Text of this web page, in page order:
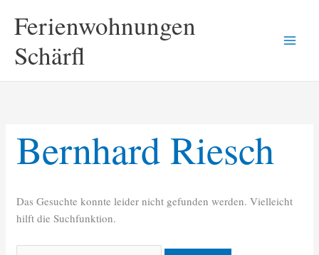
InhaltFerienwohnungen
Schärfl
Bernhard Riesch
Das Gesuchte konnte leider nicht gefunden werden. Vielleicht
hilft die Suchfunktion.
nach: